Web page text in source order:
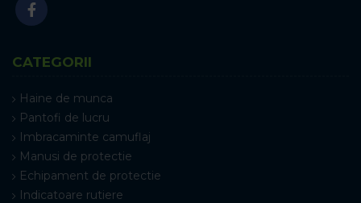
CATEGORII
Haine de munca
Pantofi de lucru
Imbracaminte camuflaj
Manusi de protectie
Echipament de protectie
Indicatoare rutiere